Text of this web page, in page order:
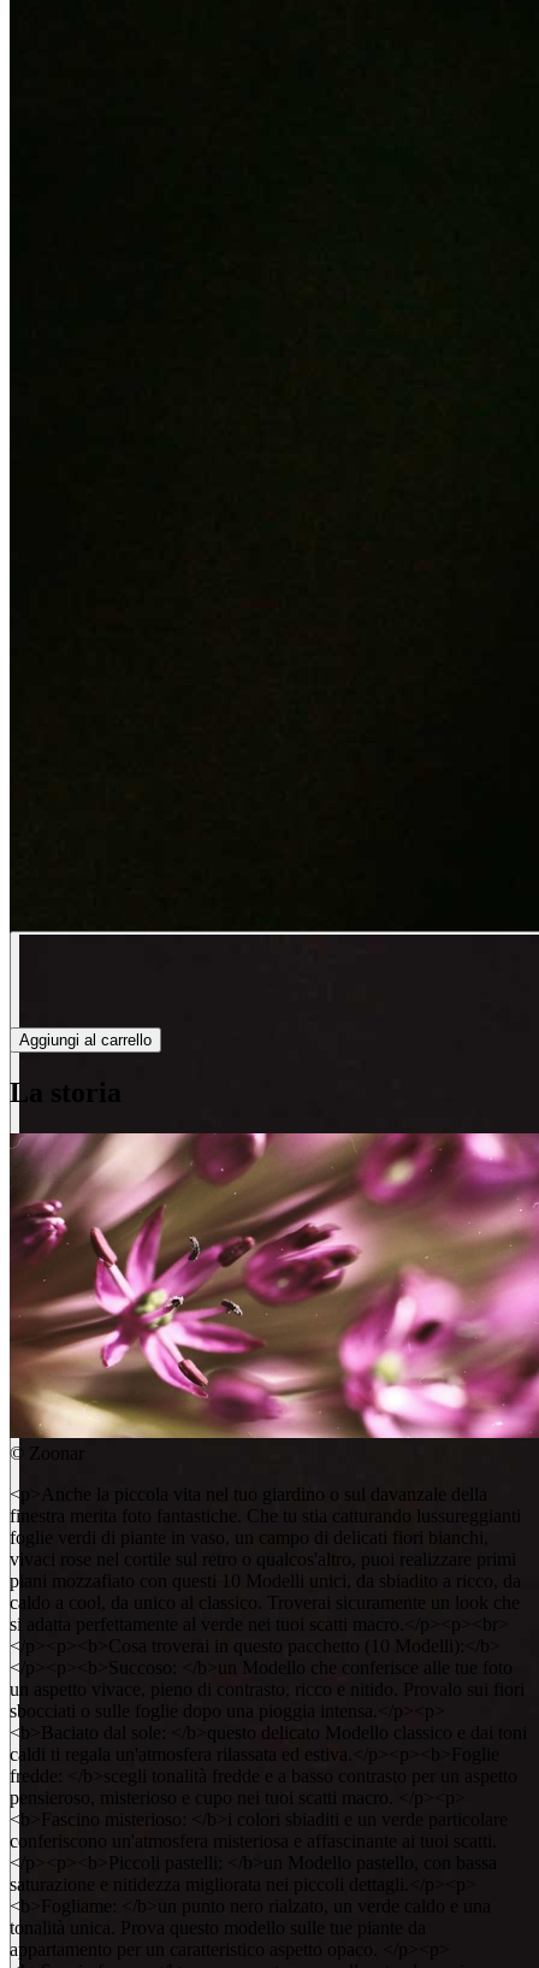
Aggiungi al carrello
La storia
© Zoonar
<p>Anche la piccola vita nel tuo giardino o sul davanzale della
finestra merita foto fantastiche. Che tu stia catturando lussureggianti
foglie verdi di piante in vaso, un campo di delicati fiori bianchi,
vivaci rose nel cortile sul retro o qualcos'altro, puoi realizzare primi
piani mozzafiato con questi 10 Modelli unici, da sbiadito a ricco, da
caldo a cool, da unico al classico. Troverai sicuramente un look che
si adatta perfettamente al verde nei tuoi scatti macro.</p><p><br>
</p><p><b>Cosa troverai in questo pacchetto (10 Modelli):</b>
</p><p><b>Succoso: </b>un Modello che conferisce alle tue foto
un aspetto vivace, pieno di contrasto, ricco e nitido. Provalo sui fiori
sbocciati o sulle foglie dopo una pioggia intensa.</p><p>
<b>Baciato dal sole: </b>questo delicato Modello classico e dai toni
caldi ti regala un'atmosfera rilassata ed estiva.</p><p><b>Foglie
fredde: </b>scegli tonalità fredde e a basso contrasto per un aspetto
pensieroso, misterioso e cupo nei tuoi scatti macro. </p><p>
<b>Fascino misterioso: </b>i colori sbiaditi e un verde particolare
conferiscono un'atmosfera misteriosa e affascinante ai tuoi scatti.
</p><p><b>Piccoli pastelli: </b>un Modello pastello, con bassa
saturazione e nitidezza migliorata nei piccoli dettagli.</p><p>
<b>Fogliame: </b>un punto nero rialzato, un verde caldo e una
tonalità unica. Prova questo modello sulle tue piante da
appartamento per un caratteristico aspetto opaco. </p><p>